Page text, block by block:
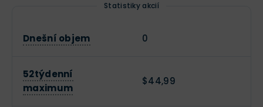
Statistiky akcií
Dnešní objem 0
52týdenní
maximum
$44,99